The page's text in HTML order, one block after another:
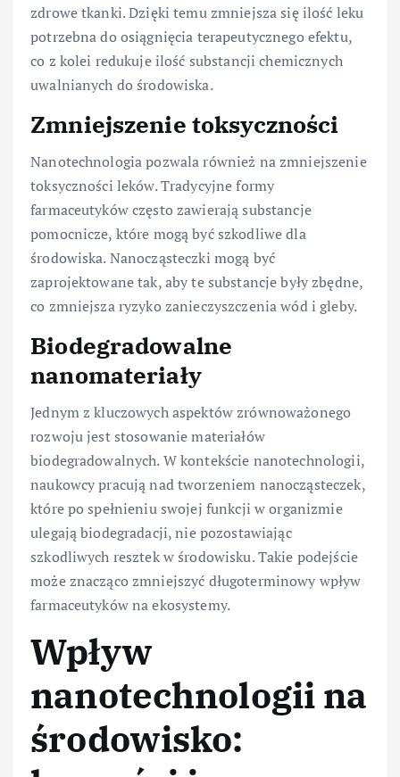
zdrowe tkanki. Dzięki temu zmniejsza się ilość leku
potrzebna do osiągnięcia terapeutycznego efektu,
co z kolei redukuje ilość substancji chemicznych
uwalnianych do środowiska.
Zmniejszenie toksyczności
Nanotechnologia pozwala również na zmniejszenie
toksyczności leków. Tradycyjne formy
farmaceutyków często zawierają substancje
pomocnicze, które mogą być szkodliwe dla
środowiska. Nanocząsteczki mogą być
zaprojektowane tak, aby te substancje były zbędne,
co zmniejsza ryzyko zanieczyszczenia wód i gleby.
Biodegradowalne
nanomateriały
Jednym z kluczowych aspektów zrównoważonego
rozwoju jest stosowanie materiałów
biodegradowalnych. W kontekście nanotechnologii,
naukowcy pracują nad tworzeniem nanocząsteczek,
które po spełnieniu swojej funkcji w organizmie
ulegają biodegradacji, nie pozostawiając
szkodliwych resztek w środowisku. Takie podejście
może znacząco zmniejszyć długoterminowy wpływ
farmaceutyków na ekosystemy.
Wpływ
nanotechnologii na
środowisko: